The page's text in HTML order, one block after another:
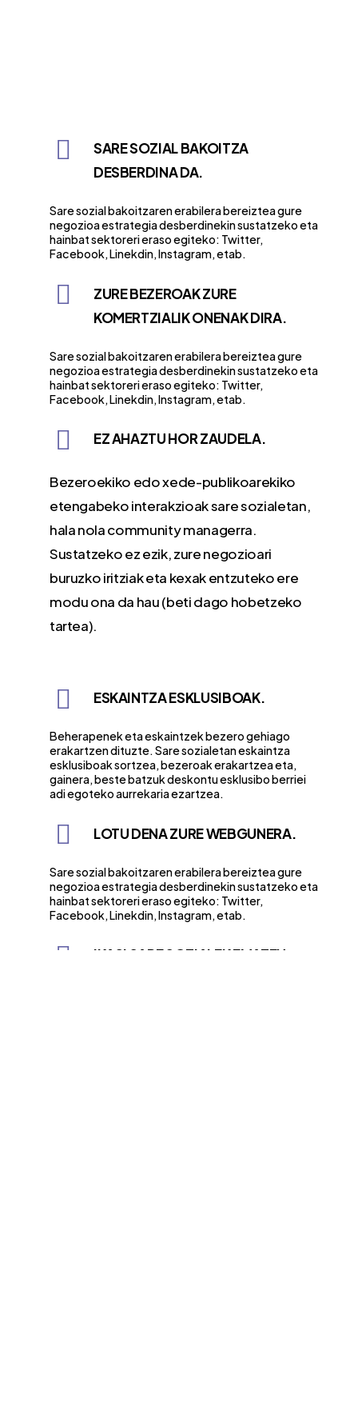
SARE SOZIAL BAKOITZA
DESBERDINA DA.
Sare sozial bakoitzaren erabilera bereiztea gure
negozioa estrategia desberdinekin sustatzeko eta
hainbat sektoreri eraso egiteko: Twitter,
Facebook, Linekdin, Instagram, etab.
ZURE BEZEROAK ZURE
KOMERTZIALIK ONENAK DIRA.
Sare sozial bakoitzaren erabilera bereiztea gure
negozioa estrategia desberdinekin sustatzeko eta
hainbat sektoreri eraso egiteko: Twitter,
Facebook, Linekdin, Instagram, etab.
EZ AHAZTU HOR ZAUDELA.
Bezeroekiko edo xede-publikoarekiko
etengabeko interakzioak sare sozialetan,
hala nola community managerra.
Sustatzeko ez ezik, zure negozioari
buruzko iritziak eta kexak entzuteko ere
modu ona da hau (beti dago hobetzeko
tartea).
ESKAINTZA ESKLUSIBOAK.
Beherapenek eta eskaintzek bezero gehiago
erakartzen dituzte. Sare sozialetan eskaintza
esklusiboak sortzea, bezeroak erakartzea eta,
gainera, beste batzuk deskontu esklusibo berriei
adi egoteko aurrekaria ezartzea.
LOTU DENA ZURE WEBGUNERA.
Sare sozial bakoitzaren erabilera bereiztea gure
negozioa estrategia desberdinekin sustatzeko eta
hainbat sektoreri eraso egiteko: Twitter,
Facebook, Linekdin, Instagram, etab.
IKASI SARE SOZIALEK EMATEN